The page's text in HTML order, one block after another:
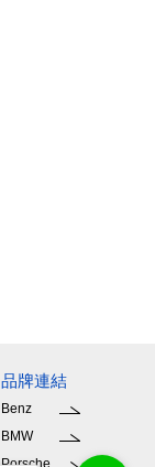
品牌連結
Benz
BMW